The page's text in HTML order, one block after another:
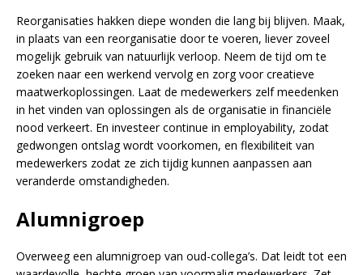
Reorganisaties hakken diepe wonden die lang bij blijven. Maak,
in plaats van een reorganisatie door te voeren, liever zoveel
mogelijk gebruik van natuurlijk verloop. Neem de tijd om te
zoeken naar een werkend vervolg en zorg voor creatieve
maatwerkoplossingen. Laat de medewerkers zelf meedenken
in het vinden van oplossingen als de organisatie in financiële
nood verkeert. En investeer continue in employability, zodat
gedwongen ontslag wordt voorkomen, en flexibiliteit van
medewerkers zodat ze zich tijdig kunnen aanpassen aan
veranderde omstandigheden.
Alumnigroep
Overweeg een alumnigroep van oud-collega’s. Dat leidt tot een